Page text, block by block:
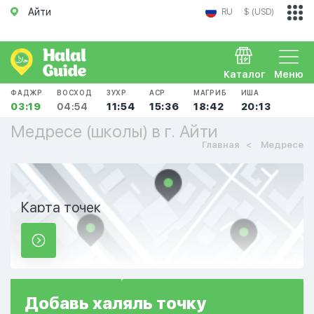
Айти RU $ (USD)
Меню
Каталог
ФАДЖР
03:19
ВОСХОД
04:54
ЗУХР
11:54
АСР
15:36
МАГРИБ
18:42
ИША
20:13
Медресе (школы) в г. Айти
Главная Медресе
Карта точек
Добавь халяль точку